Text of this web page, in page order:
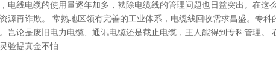
电线电缆的使用量逐年加多，袪除电缆线的管理问题也日益突出。在
源再诈欺。 常熟地区领有完善的工业体系，电缆线回收需求昌盛。专
岂论是废旧电力电缆、通讯电缆还是截止电缆，王人能得到专科管理
验提真金不怕